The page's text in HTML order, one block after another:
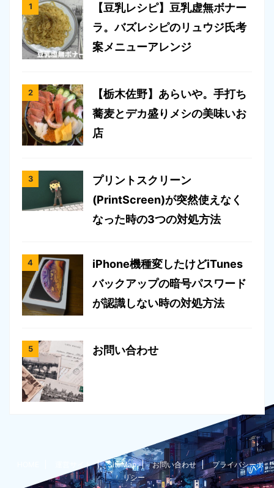
【豆乳レシピ】豆乳虚無ボナー
ラ。バズレシピのリュウジ氏考
案メニューアレンジ
【栃木佐野】あらいや。手打ち
蕎麦とデカ盛りメシの美味いお
店
プリントスクリーン
(PrintScreen)が突然使えなく
なった時の3つの対処方法
iPhone機種変したけどiTunes
バックアップの暗号パスワード
が認識しない時の対処方法
お問い合わせ
運営サイト SiteMap お問い合わせ
プライバシーポ
リシー